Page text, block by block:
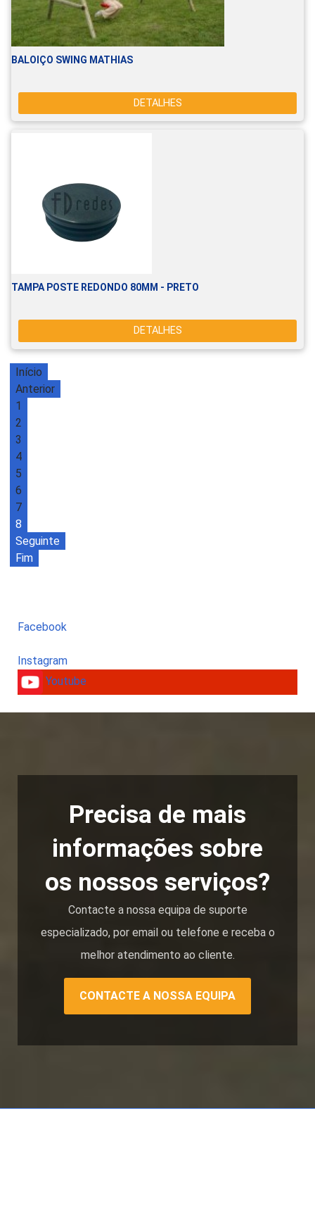
BALOIÇO SWING MATHIAS
DETALHES
TAMPA POSTE REDONDO 80MM - PRETO
DETALHES
Início
Anterior
1
2
3
4
5
6
7
8
Seguinte
Fim
Facebook
Instagram
Youtube
Precisa de mais
informações sobre
os nossos serviços?
Contacte a nossa equipa de suporte
especializado, por email ou telefone e receba o
melhor atendimento ao cliente.
CONTACTE A NOSSA EQUIPA